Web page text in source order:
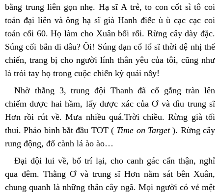
bằng trung liên gọn nhẹ. Hạ sĩ A trẻ, to con cốt sì tô coi
toán đại liên và ông hạ sĩ già Hanh điếc ù ù cạc cạc coi
toán cối 60. Họ làm cho Xuân bối rối. Rừng cây dày đặc.
Súng cối bắn đi đâu? Ôi! Súng đạn cổ lổ sĩ thời đệ nhị thế
chiến, trang bị cho người lính thân yêu của tôi, cũng như
là trói tay họ trong cuộc chiến kỳ quái nầy!
Nhờ thằng 3, trung đội Thanh đã cố gắng tràn lên
chiếm được hai hầm, lấy được xác của Ơ và dìu trung sĩ
Hơn rồi rút về. Mưa nhiều quá.Trời chiều. Rừng già tối
thui. Pháo binh bắt đầu TOT ( Time on Target ). Rừng cây
rung động, đổ cành lá ào ào…
Đại đội lui về, bố trí lại, cho canh gác cẩn thận, nghỉ
qua đêm. Thằng Ơ và trung sĩ Hơn nằm sát bên Xuân,
chung quanh là những thân cây ngã. Mọi người có vẻ mệt